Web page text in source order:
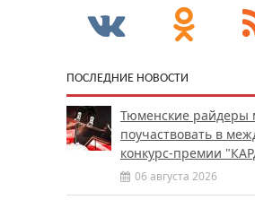
ПОСЛЕДНИЕ НОВОСТИ
Тюменские райдеры
поучаствовать в
конкурс-премии
06 августа 2026